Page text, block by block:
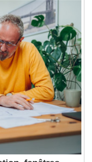
subtitles